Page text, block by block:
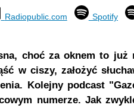
Radiopublic.com Spotify
choć za oknem to
w ciszy, założyć
Kolejny podcast
numerze. Jak